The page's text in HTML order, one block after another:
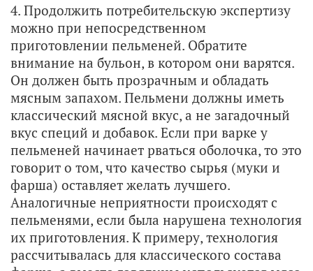
4. Продолжить потребительскую экспертизу
можно при непосредственном
приготовлении пельменей. Обратите
внимание на бульон, в котором они варятся.
Он должен быть прозрачным и обладать
мясным запахом. Пельмени должны иметь
классический мясной вкус, а не загадочный
вкус специй и добавок. Если при варке у
пельменей начинает рваться оболочка, то это
говорит о том, что качество сырья (муки и
фарша) оставляет желать лучшего.
Аналогичные неприятности происходят с
пельменями, если была нарушена технология
их приготовления. К примеру, технология
рассчитывалась для классического состава